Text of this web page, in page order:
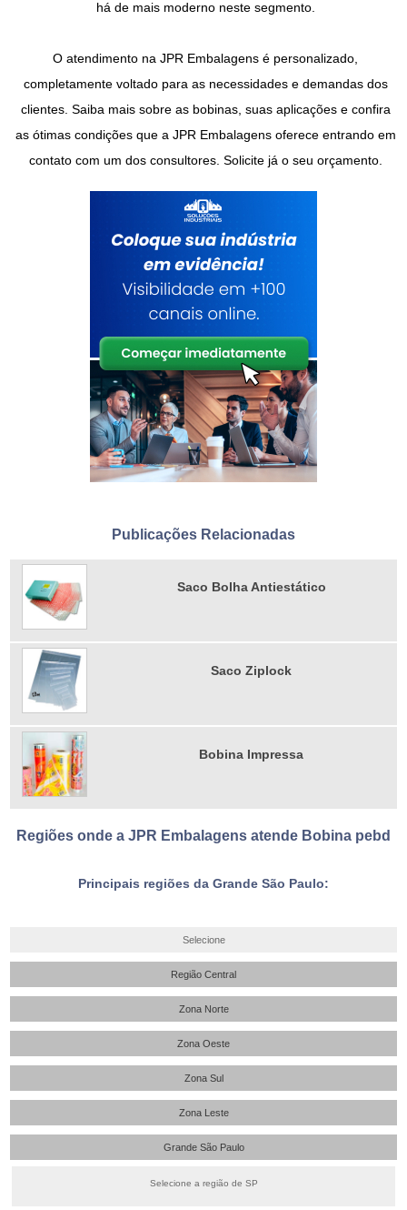
há de mais moderno neste segmento.
O atendimento na JPR Embalagens é personalizado,
completamente voltado para as necessidades e demandas dos
clientes. Saiba mais sobre as bobinas, suas aplicações e confira
as ótimas condições que a JPR Embalagens oferece entrando em
contato com um dos consultores. Solicite já o seu orçamento.
Publicações Relacionadas
Saco Bolha Antiestático
Saco Ziplock
Bobina Impressa
Regiões onde a JPR Embalagens atende Bobina pebd
Principais regiões da Grande São Paulo:
Selecione
Região Central
Zona Norte
Zona Oeste
Zona Sul
Zona Leste
Grande São Paulo
Selecione a região de SP